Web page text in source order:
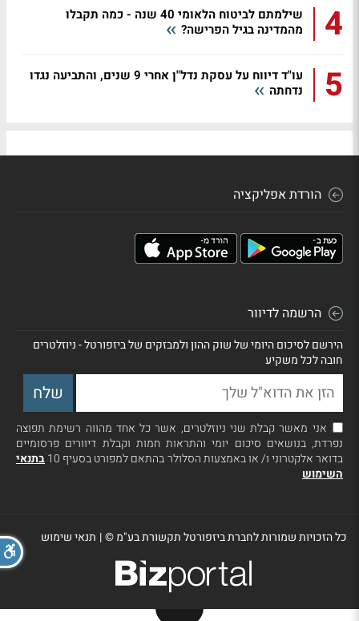
4
שילמתם לביטוח הלאומי 40 שנה - כמה תקבלו
מהמדינה בגיל הפרישה?
5
עו"ד דיווח על עסקת נדל"ן אחרי 9 שנים, והתביעה נגדו
נדחתה
הורדת אפליקציה
הרשמה לדיוור
הירשם לסיכום היומי של שוק ההון ולמבזקים של ביזפורטל - ניוזלטרים
חובה לכל משקיע
אני מאשר קבלת שני ניוזלטרים, אשר כל אחד מהווה רשימת תפוצה
נפרדת, בנושאים סיכום יומי והתראות חמות וקבלת דיוורים פרסומיים
בדואר אלקטרוני ו/ או באמצעות הסלולר בהתאם למפורט בסעיף 10
בתנאי
השימוש
כל הזכויות שמורות לחברת ביזפורטל תקשורת בע"מ ©| תנאי שימוש